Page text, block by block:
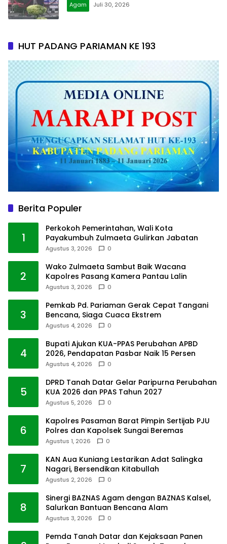
Agam Juli 30, 2026
HUT PADANG PARIAMAN KE 193
Berita Populer
1
Perkokoh Pemerintahan, Wali Kota
Payakumbuh Zulmaeta Gulirkan Jabatan
Agustus 3, 2026 0
2
Wako Zulmaeta Sambut Baik Wacana
Kapolres Pasang Kamera Pantau Lalin
Agustus 3, 2026 0
3
Pemkab Pd. Pariaman Gerak Cepat Tangani
Bencana, Siaga Cuaca Ekstrem
Agustus 4, 2026 0
4
Bupati Ajukan KUA-PPAS Perubahan APBD
2026, Pendapatan Pasbar Naik 15 Persen
Agustus 4, 2026 0
5
DPRD Tanah Datar Gelar Paripurna Perubahan
KUA 2026 dan PPAS Tahun 2027
Agustus 5, 2026 0
6
Kapolres Pasaman Barat Pimpin Sertijab PJU
Polres dan Kapolsek Sungai Beremas
Agustus 1, 2026 0
7
KAN Aua Kuniang Lestarikan Adat Salingka
Nagari, Bersendikan Kitabullah
Agustus 2, 2026 0
8
Sinergi BAZNAS Agam dengan BAZNAS Kalsel,
Salurkan Bantuan Bencana Alam
Agustus 3, 2026 0
Pemda Tanah Datar dan Kejaksaan Panen